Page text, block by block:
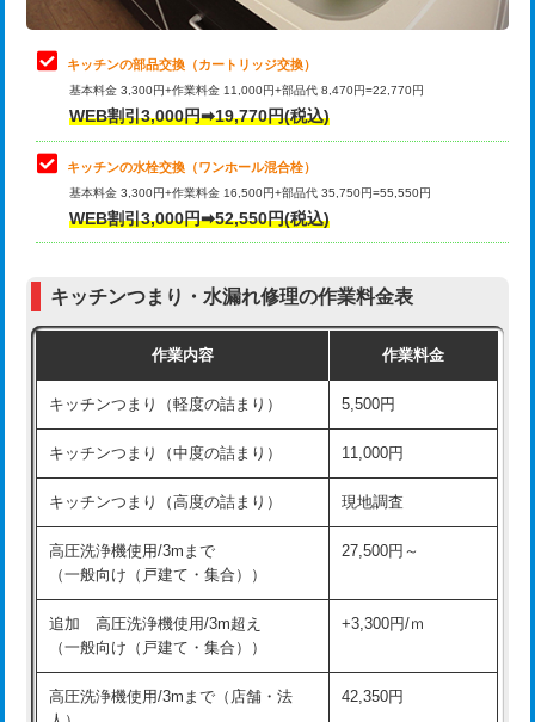
給水管工事※（塩ビ管（VP・HI）使
用/3ｍまで)
給水管工事※（塩ビ管（VP・HI）使
用（追加）/3ｍ超え)
給水管工事※（ライニング鋼管・銅
管・ポリ管・HT管使用/3ｍまで)
44,000円
管・ポリ管・HT管使用/3ｍ超え)
排水管工事（土の掘削・埋め戻し作
11,000円~
排水管工事（排水管工事/3ｍまで） 55,000円
排水管工事（追加 排水管工事/3ｍ超
+11,000円
マス交換（深さ50㎝未満）
マス交換（深さ50㎝以上） 66,000円
コンクリート斫り（厚さ10㎝まで）
止水・漏水調査・防水処理・清掃・修
理・調整・分解・加工など（中作業）
22,000円
止水・漏水調査・防水処理・清掃・修
理・調整・分解・加工など（重作業）
33,000円
お風呂タンク脱着
その他部品の脱着
式・ワンホール）)
交換・取付(排水栓・排水トラップ
22,000円+材料費
持込商品取付（単水栓）
持込商品取付（混合水栓） 16,500円
キッチンの部品交換（カートリッジ交換）
基本料金 3,300円+作業料金 11,000円+部品代 8,470円=22,770円
WEB割引3,000円➡19,770円(税込)
キッチンの水栓交換（ワンホール混合栓）
基本料金 3,300円+作業料金 16,500円+部品代 35,750円=55,550円
WEB割引3,000円➡52,550円(税込)
キッチンつまり・水漏れ修理の作業料金表
作業内容 作業料金
キッチンつまり（軽度の詰まり） 5,500円
キッチンつまり（中度の詰まり） 11,000円
キッチンつまり（高度の詰まり） 現地調査
高圧洗浄機使用/3mまで
（一般向け（戸建て・集合））
27,500円～
追加 高圧洗浄機使用/3m超え
（一般向け（戸建て・集合））
+3,300円/ｍ
高圧洗浄機使用/3mまで（店舗・法
42,350円